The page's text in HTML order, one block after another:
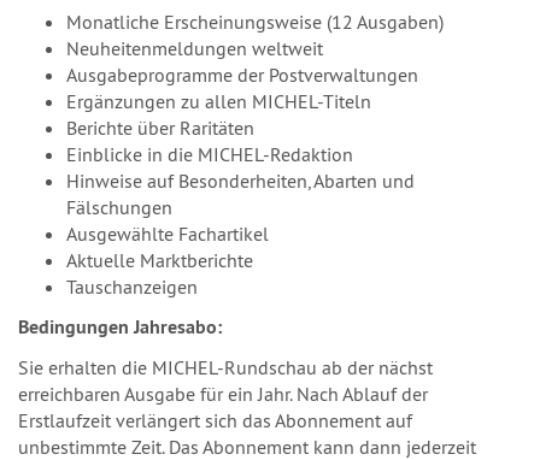
Monatliche Erscheinungsweise (12 Ausgaben)
Neuheitenmeldungen weltweit
Ausgabeprogramme der Postverwaltungen
Ergänzungen zu allen MICHEL-Titeln
Berichte über Raritäten
Einblicke in die MICHEL-Redaktion
Hinweise auf Besonderheiten, Abarten und
Fälschungen
Ausgewählte Fachartikel
Aktuelle Marktberichte
Tauschanzeigen
Bedingungen Jahresabo:
Sie erhalten die MICHEL-Rundschau ab der nächst
erreichbaren Ausgabe für ein Jahr. Nach Ablauf der
Erstlaufzeit verlängert sich das Abonnement auf
unbestimmte Zeit. Das Abonnement kann dann jederzeit